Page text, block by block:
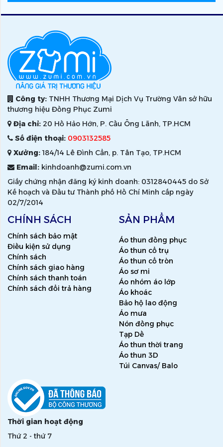
Công ty: TNHH Thương Mại Dịch Vụ Trường Vân sở hữu
thương hiệu Đồng Phục Zumi
Địa chỉ: 20 Hồ Hảo Hớn, P. Cầu Ông Lãnh, TP.HCM
Số điện thoại: 0903132585
Xưởng:184/14 Lê Đình Cẩn, p. Tân Tạo, TP.HCM
Email: kinhdoanh@zumi.com.vn
Giấy chứng nhận đăng ký kinh doanh: 0312840445 do Sở
Kế hoạch và Đầu tư Thành phố Hồ Chí Minh cấp ngày
02/7/2014
CHÍNH SÁCH
Chính sách bảo mật
Điều kiện sử dụng
Chính sách
Chính sách giao hàng
Chính sách thanh toán
Chính sách đổi trả hàng
SẢN PHẨM
Áo thun đồng phục
Áo thun cổ trụ
Áo thun cổ tròn
Áo sơ mi
Áo nhóm áo lớp
Áo khoác
Bảo hộ lao động
Áo mưa
Nón đồng phục
Tạp Dề
Áo thun thời trang
Áo thun 3D
Túi Canvas/ Balo
Thời gian hoạt động
Thứ 2 - thứ 7